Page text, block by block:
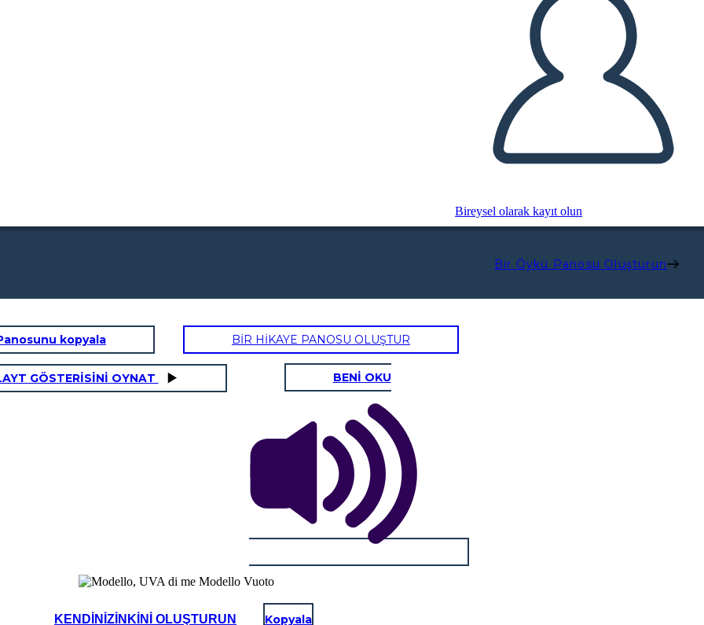
Bireysel olarak kayıt olun
Bir Öykü Panosu Oluşturun
kopyala BİR HİKAYE PANOSU OLUŞTUR
GÖSTERİSİNİ OYNAT BENİ OKU
KENDINIZINKINI OLUŞTURUN Kopyala